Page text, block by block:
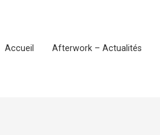
Accueil Afterwork – Actualités